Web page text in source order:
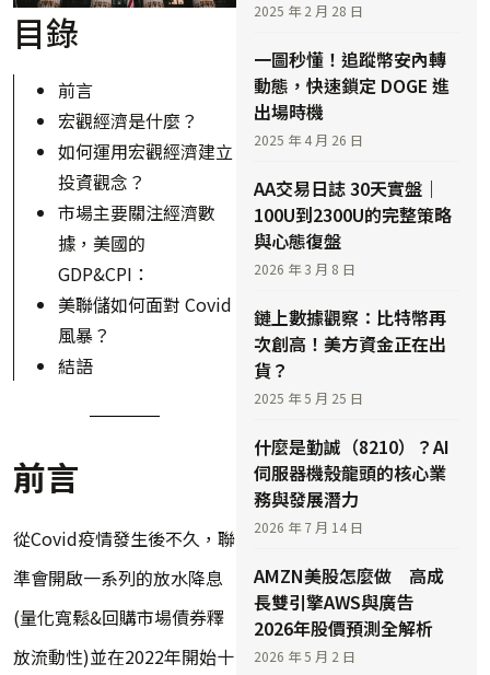
目錄
前言
宏觀經濟是什麼？
如何運用宏觀經濟建立
投資觀念？
市場主要關注經濟數
據，美國的
GDP&CPI：
美聯儲如何面對 Covid
風暴？
結語
前言
從Covid疫情發生後不久，聯
準會開啟一系列的放水降息
(量化寬鬆&回購市場債券釋
放流動性)並在2022年開始十
2025 年 2 月 28 日
一圖秒懂！追蹤幣安內轉
動態，快速鎖定 DOGE 進
出場時機
2025 年 4 月 26 日
AA交易日誌 30天實盤｜
100U到2300U的完整策略
與心態復盤
2026 年 3 月 8 日
鏈上數據觀察：比特幣再
次創高！美方資金正在出
貨？
2025 年 5 月 25 日
什麼是勤誠（8210）？AI
伺服器機殼龍頭的核心業
務與發展潛力
2026 年 7 月 14 日
AMZN美股怎麼做 高成
長雙引擎AWS與廣告
2026年股價預測全解析
2026 年 5 月 2 日